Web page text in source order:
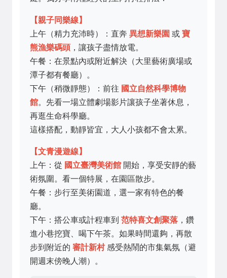
【親子同樂線】
上午（精力充沛時）：直奔 異想新樂園 或 寶
熊漁樂碼頭 ，讓孩子盡情放電。
午餐：在景點內或附近解決（大里藝術廣場或
潭子都有餐廳）。
下午（稍微靜態）：前往 國立自然科學博物
館。先看一場立體劇場影片讓孩子坐著休息，
再逛生命科學廳。
這樣搭配，動靜皆宜，大人小孩都不會太累。
【文青漫遊線】
上午：從 國立臺灣美術館 開始，享受安靜的藝
術氛圍。看一個特展，在園區散步。
午餐：步行至美術園道，選一家有特色的餐
廳。
下午：搭公車或計程車到 范特喜文創聚落 ，鑽
進小巷挖寶、喝下午茶。如果時間還夠，再散
步到附近的 審計新村感受熱鬧的市集氣氛（避
開週末傍晚人潮）。